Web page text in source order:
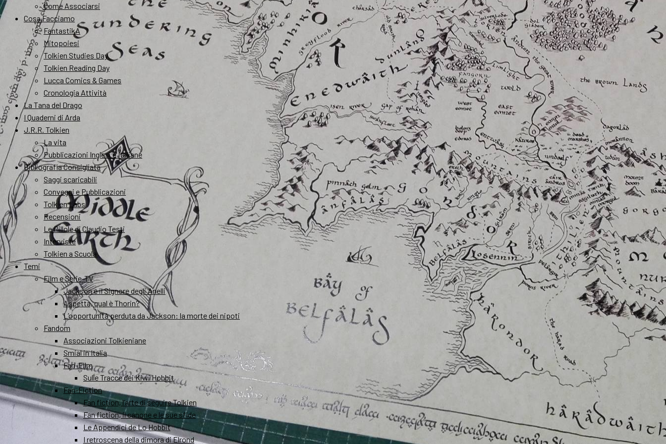
Come Associarsi
Cosa Facciamo
FantastikA
Mitopoiesi
Tolkien Studies Day
Tolkien Reading Day
Lucca Comics & Games
Cronologia Attività
La Tana del Drago
I Quaderni di Arda
J.R.R. Tolkien
La vita
Pubblicazioni Inglesi e Italiane
Bibliografia Consigliata
Saggi scaricabili
Convegni e Pubblicazioni
Tolkien Labs
Recensioni
Le Pillole di Claudio Testi
Interviste
Tolkien a Scuola
Temi
Film e Serie-TV
Jackson e il Signore degli Anelli
Aspetta, qual è Thorin?
L’opportunità perduta da Jackson: la morte dei nipoti
Fandom
Associazioni Tolkieniane
Smial in Italia
Fan-Film
Sulle Tracce dei Kiwi Hobbit
Fan-Fiction
Fan fiction, l’arte di seguire Tolkien
Fan fiction, il canone e le sue sfide
Le Appendici de Lo Hobbit
I retroscena della dimora di Elrond